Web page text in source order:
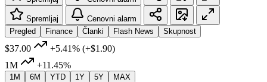
Spremljaj
Cenovni alarm
Pregled
Finance Članki Flash News Skupnost
$37.00 +5.41% (+$1.90)
1M
+11.45%
1M 6M YTD 1Y 5Y MAX